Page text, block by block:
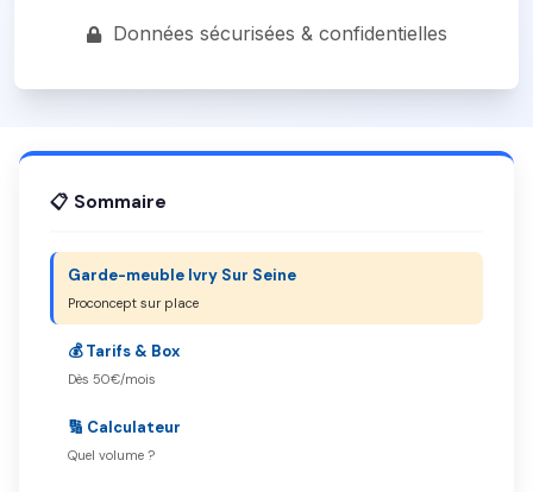
Business
Données sécurisées & confidentielles
📋 Sommaire
Garde-meuble Ivry Sur Seine
Proconcept sur place
💰 Tarifs & Box
Dès 50€/mois
🔢 Calculateur
Quel volume ?